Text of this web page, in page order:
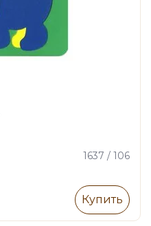
1637 / 106
Купить